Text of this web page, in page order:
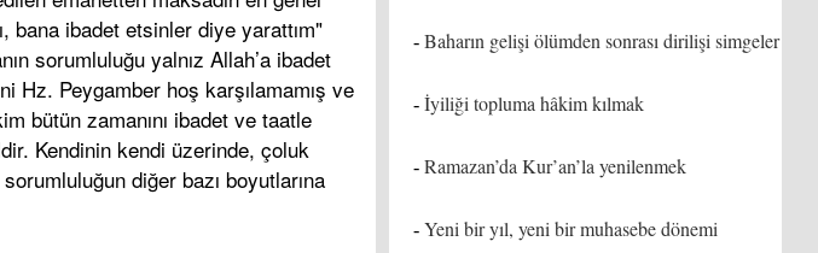
ibadet etsinler diye yarattım"
sorumluluğu yalnız Allah’a ibadet
Hz. Peygamber hoş karşılamamış ve
bütün zamanını ibadet ve taatle
Kendinin kendi üzerinde, çoluk
diğer bazı boyutlarına
- Baharın gelişi ölümden sonrası dirilişi simgeler
- İyiliği topluma hâkim kılmak
- Ramazan’da Kur’an’la yenilenmek
- Yeni bir yıl, yeni bir muhasebe dönemi